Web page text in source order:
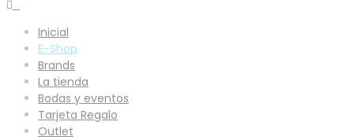
Inicial
E-Shop
Brands
La tienda
Bodas y eventos
Tarjeta Regalo
Outlet